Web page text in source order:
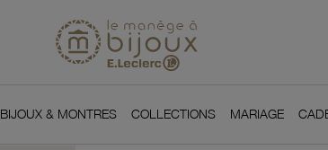
BIJOUX & MONTRES COLLECTIONS MARIAGE